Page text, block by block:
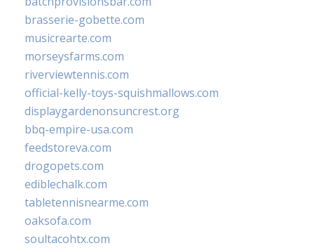
brasserie-gobette.com
musicrearte.com
morseysfarms.com
riverviewtennis.com
official-kelly-toys-squishmallows.com
displaygardenonsuncrest.org
bbq-empire-usa.com
feedstoreva.com
drogopets.com
ediblechalk.com
tabletennisnearme.com
oaksofa.com
soultacohtx.com